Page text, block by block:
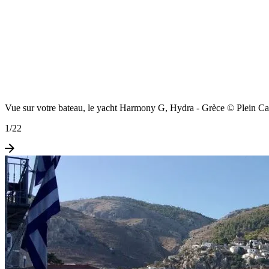
Vue sur votre bateau, le yacht Harmony G, Hydra - Grèce © Plein
1/22